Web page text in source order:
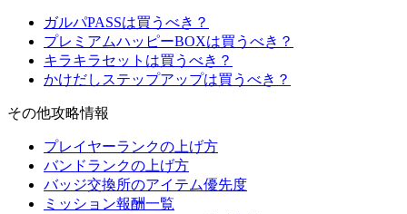
ガルパPASSは買うべき？
プレミアムハッピーBOXは買うべき？
キラキラセットは買うべき？
かけだしステップアップは買うべき？
その他攻略情報
プレイヤーランクの上げ方
バンドランクの上げ方
バッジ交換所のアイテム優先度
ミッション報酬一覧